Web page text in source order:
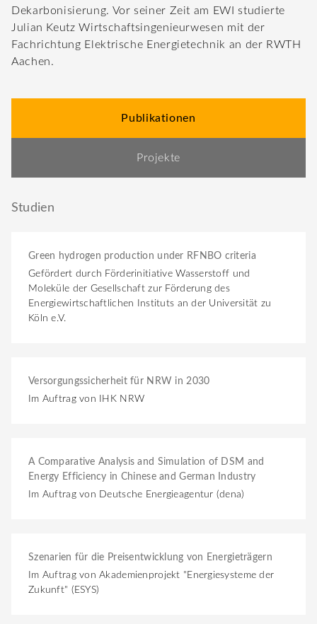
Dekarbonisierung. Vor seiner Zeit am EWI studierte
Julian Keutz Wirtschaftsingenieurwesen mit der
Fachrichtung Elektrische Energietechnik an der RWTH
Aachen.
Publikationen
Projekte
Studien
Green hydrogen production under RFNBO criteria
Gefördert durch Förderinitiative Wasserstoff und
Moleküle der Gesellschaft zur Förderung des
Energiewirtschaftlichen Instituts an der Universität zu
Köln e.V.
Versorgungssicherheit für NRW in 2030
Im Auftrag von IHK NRW
A Comparative Analysis and Simulation of DSM and
Energy Efficiency in Chinese and German Industry
Im Auftrag von Deutsche Energieagentur (dena)
Szenarien für die Preisentwicklung von Energieträgern
Im Auftrag von Akademienprojekt "Energiesysteme der
Zukunft" (ESYS)